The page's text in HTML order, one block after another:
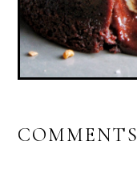
COMMENTS